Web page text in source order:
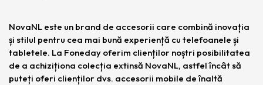
NovaNL este un brand de accesorii care combină inovația
și stilul pentru cea mai bună experiență cu telefoanele și
tabletele. La Foneday oferim clienților noștri posibilitatea
de a achiziționa colecția extinsă NovaNL, astfel încât să
puteți oferi clienților dvs. accesorii mobile de înaltă